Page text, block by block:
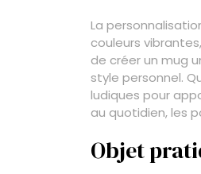
La
couleurs
de créer un mug
style personnel.
ludiques pour
au quotidien, les
Objet